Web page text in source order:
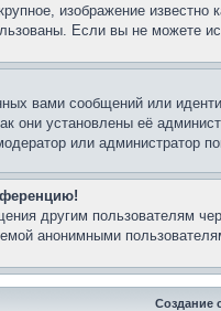
изображение
Если вы не можете
вами сообщений или
они установлены её
или администратор
другим
анонимными
Создание